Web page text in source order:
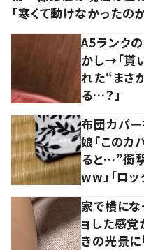
「寒くて動けなかったの
A5ランク
かし→「貰
れた“まさ
る…？」
布団カバ
娘「このカ
ると…”衝
ww」「ロ
家で横にな
ョした感覚
きの光景に